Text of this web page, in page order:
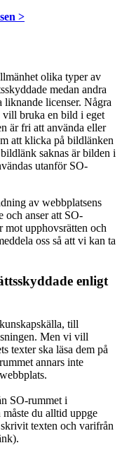
>
olika typer av
medan andra
liknande licenser. Några
vill bruka en bild i eget
är fri att använda eller
att klicka på bildlänken
saknas är bilden i
utanför SO-
av webbplatsens
och anser att SO-
mot upphovsrätten och
oss så att vi kan ta
enligt
till
Men vi vill
texter ska läsa dem på
annars inte
SO-rummet i
måste du alltid uppge
texten och varifrån